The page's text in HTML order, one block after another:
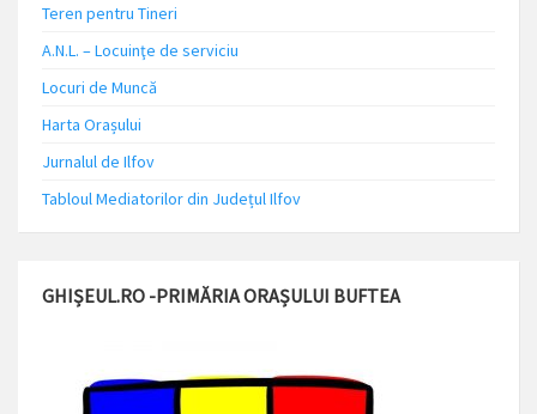
Teren pentru Tineri
A.N.L. – Locuinţe de serviciu
Locuri de Muncă
Harta Orașului
Jurnalul de Ilfov
Tabloul Mediatorilor din Județul Ilfov
GHIȘEUL.RO -PRIMĂRIA ORAȘULUI BUFTEA